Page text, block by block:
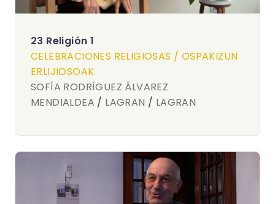
23 Religión 1
CELEBRACIONES RELIGIOSAS / OSPAKIZUN
ERLIJIOSOAK
SOFÍA RODRÍGUEZ ÁLVAREZ
MENDIALDEA / LAGRAN / LAGRAN